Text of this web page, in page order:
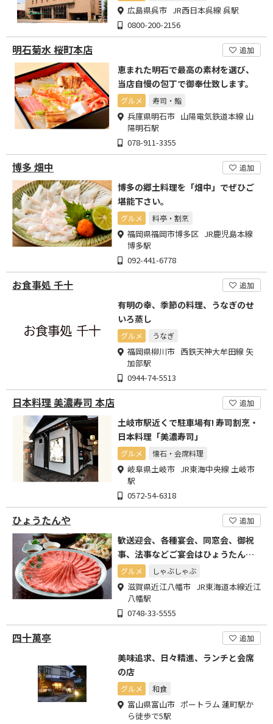
広島県呉市 JR西日本呉線 呉駅
0800-200-2156
明石菊水 桜町本店 追加
恵まれた明石で最高の素材を選び、
当店自慢の包丁で御奉仕致します。
グルメ 寿司・鮨
兵庫県明石市 山陽電気鉄道本線 山
陽明石駅
078-911-3355
博多 畑中 追加
博多の郷土料理を「畑中」でぜひご
堪能下さい。
グルメ 料亭・割烹
福岡県福岡市博多区 JR鹿児島本線
博多駅
092-441-6778
お食事処 千十 追加
有明の幸、季節の料理、うなぎのせ
いろ蒸し
グルメ うなぎ
福岡県柳川市 西鉄天神大牟田線 矢
加部駅
0944-74-5513
日本料理 美濃寿司 本店 追加
土岐市駅近くで駐車場有! 寿司割烹・
日本料理「美濃寿司」
グルメ 懐石・会席料理
岐阜県土岐市 JR東海中央線 土岐市
駅
0572-54-6318
ひょうたんや 追加
歓送迎会、各種宴会、同窓会、御祝
事、法事などご宴会はひょうたんや
にお任せください。
グルメ しゃぶしゃぶ
滋賀県近江八幡市 JR東海道本線近江
八幡駅
0748-33-5555
四十萬亭 追加
美味追求、日々精進、ランチと会席
の店
グルメ 和食
富山県富山市 ポートラム 蓮町駅か
ら徒歩で5駅